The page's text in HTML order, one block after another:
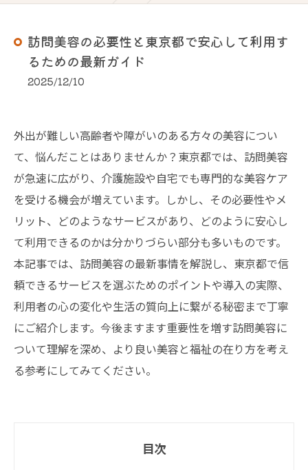
訪問美容の必要性と東京都で安心して利用す
るための最新ガイド
2025/12/10
外出が難しい高齢者や障がいのある方々の美容につい
て、悩んだことはありませんか？東京都では、訪問美容
が急速に広がり、介護施設や自宅でも専門的な美容ケア
を受ける機会が増えています。しかし、その必要性やメ
リット、どのようなサービスがあり、どのように安心し
て利用できるのかは分かりづらい部分も多いものです。
本記事では、訪問美容の最新事情を解説し、東京都で信
頼できるサービスを選ぶためのポイントや導入の実際、
利用者の心の変化や生活の質向上に繋がる秘密まで丁寧
にご紹介します。今後ますます重要性を増す訪問美容に
ついて理解を深め、より良い美容と福祉の在り方を考え
る参考にしてみてください。
目次